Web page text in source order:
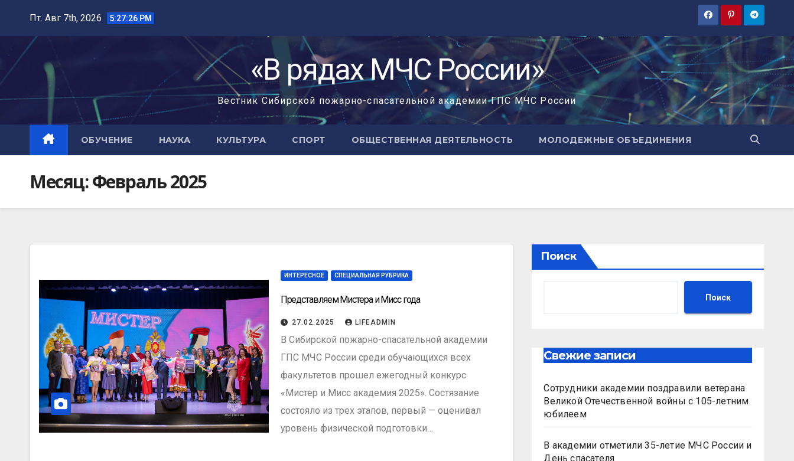
Пт. Авг 7th, 2026 5:27:26 PM
«В рядах МЧС России»
Вестник Сибирской пожарно-спасательной академии ГПС МЧС России
ОБУЧЕНИЕ НАУКА КУЛЬТУРА СПОРТ ОБЩЕСТВЕННАЯ ДЕЯТЕЛЬНОСТЬ МОЛОДЕЖНЫЕ ОБЪЕДИНЕНИЯ
Месяц:Февраль 2025
ИНТЕРЕСНОЕ СПЕЦИАЛЬНАЯ РУБРИКА
Представляем Мистера и Мисс года
27.02.2025 LIFEADMIN
В Сибирской пожарно-спасательной академии
ГПС МЧС России среди обучающихся всех
факультетов прошел ежегодный конкурс
«Мистер и Мисс академия 2025». Состязание
состояло из трех этапов, первый — оценивал
уровень физической подготовки…
Поиск
Поиск
Свежие записи
Сотрудники академии поздравили ветерана
Великой Отечественной войны с 105-летним
юбилеем
В академии отметили 35-летие МЧС России и
День спасателя